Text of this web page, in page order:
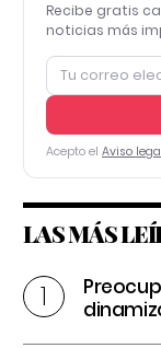
Recibe gratis
noticias más
Acepto el Aviso
LAS MÁS